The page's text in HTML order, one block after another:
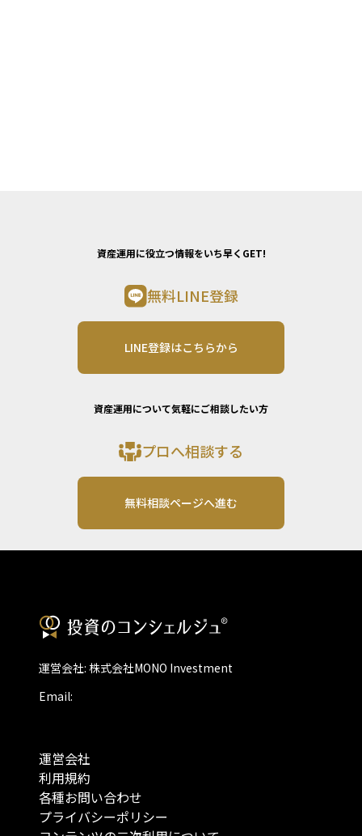
資産運用に役立つ情報をいち早くGET!
無料LINE登録
LINE登録はこちらから
資産運用について気軽にご相談したい方
プロへ相談する
無料相談ページへ進む
運営会社: 株式会社MONO Investment
Email:
運営会社
利用規約
各種お問い合わせ
プライバシーポリシー